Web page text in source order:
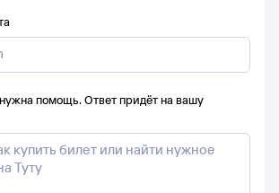
помощь. Ответ придёт на вашу